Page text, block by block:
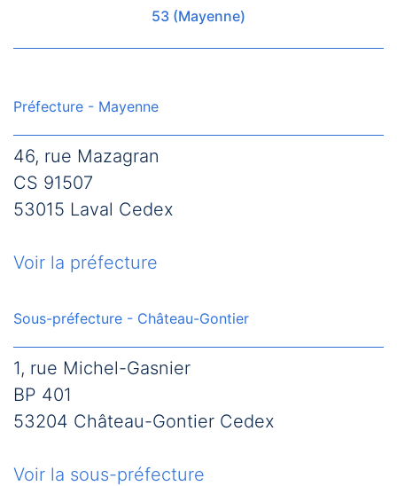
53 (Mayenne)
Préfecture - Mayenne
46, rue Mazagran
CS 91507
53015 Laval Cedex
Voir la préfecture
Sous-préfecture - Château-Gontier
1, rue Michel-Gasnier
BP 401
53204 Château-Gontier Cedex
Voir la sous-préfecture